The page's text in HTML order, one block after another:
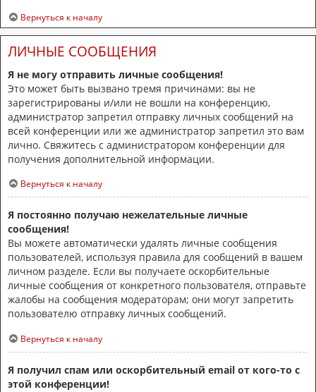
Вернуться к началу
ЛИЧНЫЕ СООБЩЕНИЯ
Я не могу отправить личные сообщения!
Это может быть вызвано тремя причинами: вы не
зарегистрированы и/или не вошли на конференцию,
администратор запретил отправку личных сообщений на
всей конференции или же администратор запретил это вам
лично. Свяжитесь с администратором конференции для
получения дополнительной информации.
Вернуться к началу
Я постоянно получаю нежелательные личные
сообщения!
Вы можете автоматически удалять личные сообщения
пользователей, используя правила для сообщений в вашем
личном разделе. Если вы получаете оскорбительные
личные сообщения от конкретного пользователя, отправьте
жалобы на сообщения модераторам; они могут запретить
пользователю отправку личных сообщений.
Вернуться к началу
Я получил спам или оскорбительный email от кого-то с
этой конференции!